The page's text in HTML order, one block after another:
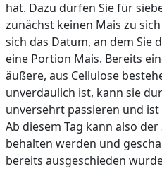
hat. Dazu dürfen Sie für
zunächst keinen Mais zu
sich das Datum, an dem Sie
eine Portion Mais. Bereits
äußere, aus Cellulose
unverdaulich ist, kann sie
unversehrt passieren und
Ab diesem Tag kann also
behalten werden und
bereits ausgeschieden